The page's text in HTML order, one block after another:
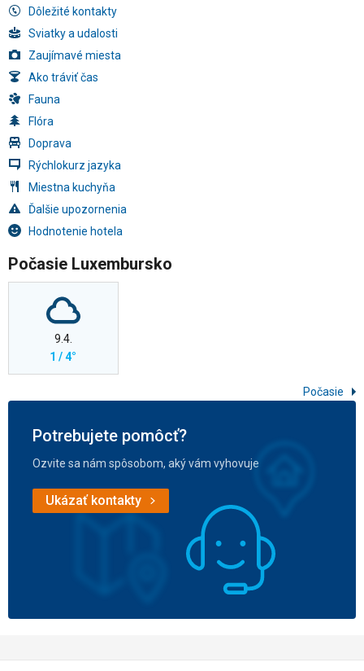
Dôležité kontakty
Sviatky a udalosti
Zaujímavé miesta
Ako tráviť čas
Fauna
Flóra
Doprava
Rýchlokurz jazyka
Miestna kuchyňa
Ďalšie upozornenia
Hodnotenie hotela
Počasie Luxembursko
9.4.
1 / 4°
Počasie
Potrebujete pomôcť?
Ozvite sa nám spôsobom, aký vám vyhovuje
Ukázať kontakty